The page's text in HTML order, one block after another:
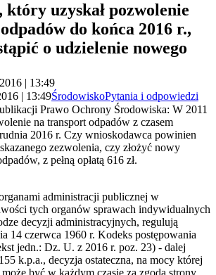
uzyskał pozwolenie
do końca 2016 r.,
o udzielenie nowego
| 13:49
| 13:49ŚrodowiskoPytania i odpowiedzi
Prawo Ochrony Środowiska: W 2011
na transport odpadów z czasem
2016 r. Czy wnioskodawca powinien
zezwolenia, czy złożyć nowy
z pełną opłatą 616 zł.
administracji publicznej w
tych organów sprawach indywidualnych
decyzji administracyjnych, regulują
14 czerwca 1960 r. Kodeks postępowania
jedn.: Dz. U. z 2016 r. poz. 23) - dalej
k.p.a., decyzja ostateczna, na mocy której
może być w każdym czasie za zgodą strony